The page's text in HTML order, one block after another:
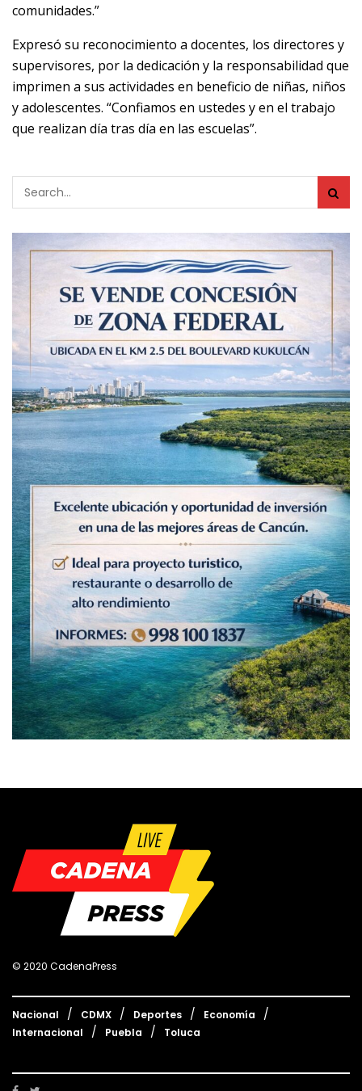
comunidades.”
Expresó su reconocimiento a docentes, los directores y
supervisores, por la dedicación y la responsabilidad que
imprimen a sus actividades en beneficio de niñas, niños
y adolescentes. “Confiamos en ustedes y en el trabajo
que realizan día tras día en las escuelas”.
© 2020 CadenaPress
Nacional CDMX Deportes
Economía
Internacional
Puebla Toluca